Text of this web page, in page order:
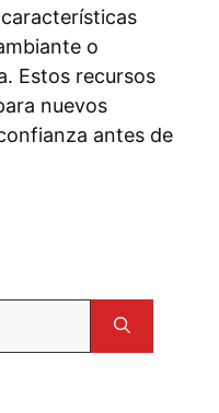
o
Estos recursos
nuevos
antes de